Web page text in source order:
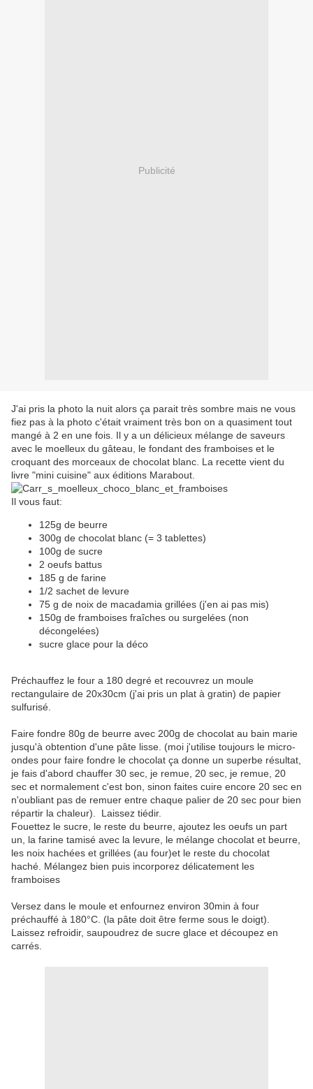
Publicité
J'ai pris la photo la nuit alors ça parait très sombre mais ne vous
fiez pas à la photo c'était vraiment très bon on a quasiment tout
mangé à 2 en une fois. Il y a un délicieux mélange de saveurs
avec le moelleux du gâteau, le fondant des framboises et le
croquant des morceaux de chocolat blanc. La recette vient du
livre "mini cuisine" aux éditions Marabout.
Il vous faut:
125g de beurre
300g de chocolat blanc (= 3 tablettes)
100g de sucre
2 oeufs battus
185 g de farine
1/2 sachet de levure
75 g de noix de macadamia grillées (j'en ai pas mis)
150g de framboises fraîches ou surgelées (non
décongelées)
sucre glace pour la déco
Préchauffez le four a 180 degré et recouvrez un moule
rectangulaire de 20x30cm (j'ai pris un plat à gratin) de papier
sulfurisé.
Faire fondre 80g de beurre avec 200g de chocolat au bain marie
jusqu'à obtention d'une pâte lisse. (moi j'utilise toujours le micro-
ondes pour faire fondre le chocolat ça donne un superbe résultat,
je fais d'abord chauffer 30 sec, je remue, 20 sec, je remue, 20
sec et normalement c'est bon, sinon faites cuire encore 20 sec en
n'oubliant pas de remuer entre chaque palier de 20 sec pour bien
répartir la chaleur). Laissez tiédir.
Fouettez le sucre, le reste du beurre, ajoutez les oeufs un part
un, la farine tamisé avec la levure, le mélange chocolat et beurre,
les noix hachées et grillées (au four)et le reste du chocolat
haché. Mélangez bien puis incorporez délicatement les
framboises
Versez dans le moule et enfournez environ 30min à four
préchauffé à 180°C. (la pâte doit être ferme sous le doigt).
Laissez refroidir, saupoudrez de sucre glace et découpez en
carrés.